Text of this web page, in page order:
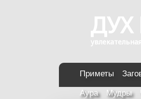
ДУХ
Приметы
Аура Мудры